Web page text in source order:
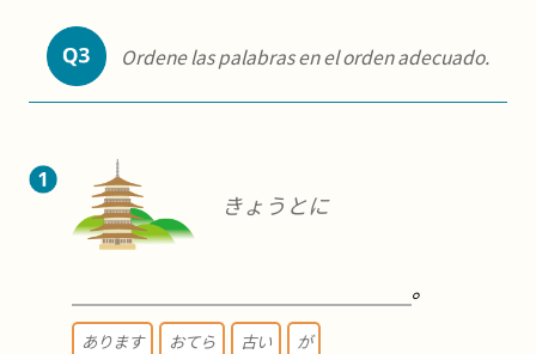
Ordene las palabras en el orden adecuado.
きょうとに
。
あります おてら 古い が